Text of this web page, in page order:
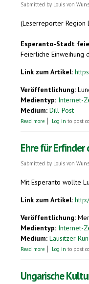
Submitted by Louis von
(Leserreporter Region
Esperanto-Stadt
Feierliche Einweihung
Link zum Artikel:
Veröffentlichung:
Medientyp: Internet-
Medium: Dill-Post
Read more about Esperanto
Log in to post
Ehre für Erfinder
Submitted by Louis von
Mit Esperanto wollte
Link zum Artikel:
Veröffentlichung:
Medientyp: Internet-
Medium: Lausitzer
Read more about Ehre für
Log in to post
Ungarische